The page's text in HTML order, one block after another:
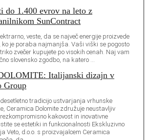
do 1.400 evrov na leto z
SunContract
veste, da se največ energije proizvede
ko je poraba najmanjša. Vaši viški se pogosto
zvečer kupujete po visokih cenah. Naj vam
slovensko zgodbo, na katero …
Italijanski dizajn v
Group
tradicijo ustvarjanja vrhunske
Ceramica Dolomite združuje neustavljiv
kakovost in inovativne
se estetiki in funkcionalnosti Ekskluzivno
Veto, d.o.o. s proizvajalcem Ceramica